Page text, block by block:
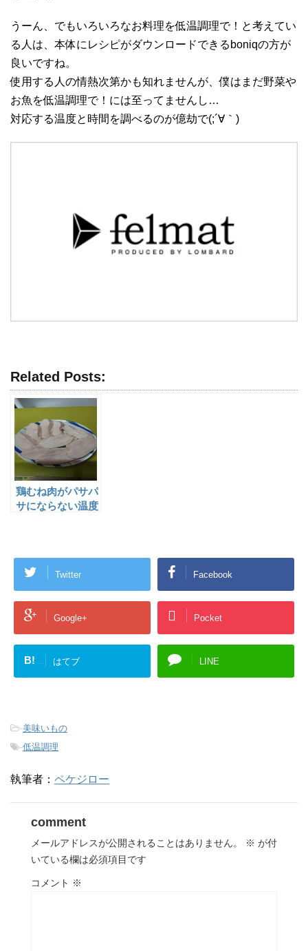
うーん、でもいろいろなお料理を低温調理で！と考えてい
る人は、本体にレシピがダウンロードできるboniqの方が
良いですね。
使用する人の情熱次第かも知れませんが、僕はまだ野菜や
お魚を低温調理で！には至ってませんし…
対応する温度と時間を調べるのが億劫で(;´∀｀)
Related Posts:
鶏むね肉がパサパ
サにならない温度
Twitter Facebook
Google+ Pocket
B! はてブ LINE
-美味いもの
-低温調理
執筆者： ペケジロー
comment
メールアドレスが公開されることはありません。 ※ が付
いている欄は必須項目です
コメント ※